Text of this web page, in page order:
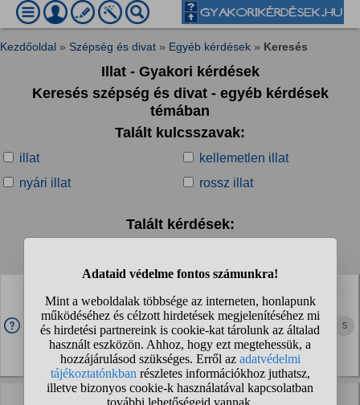
Kezdőoldal » Szépség és divat » Egyéb kérdések » Keresés
Illat - Gyakori kérdések
Keresés szépség és divat - egyéb kérdések
témában
Talált kulcsszavak:
illat
kellemetlen illat
nyári illat
rossz illat
Talált kérdések:
használni férfiak?
Mi a kedvenc Denim after shave illatotok? (már akinek van)
Meglepő módon mostanában nem láttam reklámot ettől a
cégtől. Ennyire jól megy az eladás, vagy elfogyott a pénz?
Szerintem korrekt after shave...
5
Oriflame Vision Miss Punk?